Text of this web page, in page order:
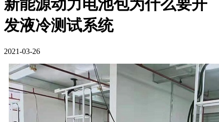
新能源动力电池包为什么要开
发液冷测试系统
2021-03-26